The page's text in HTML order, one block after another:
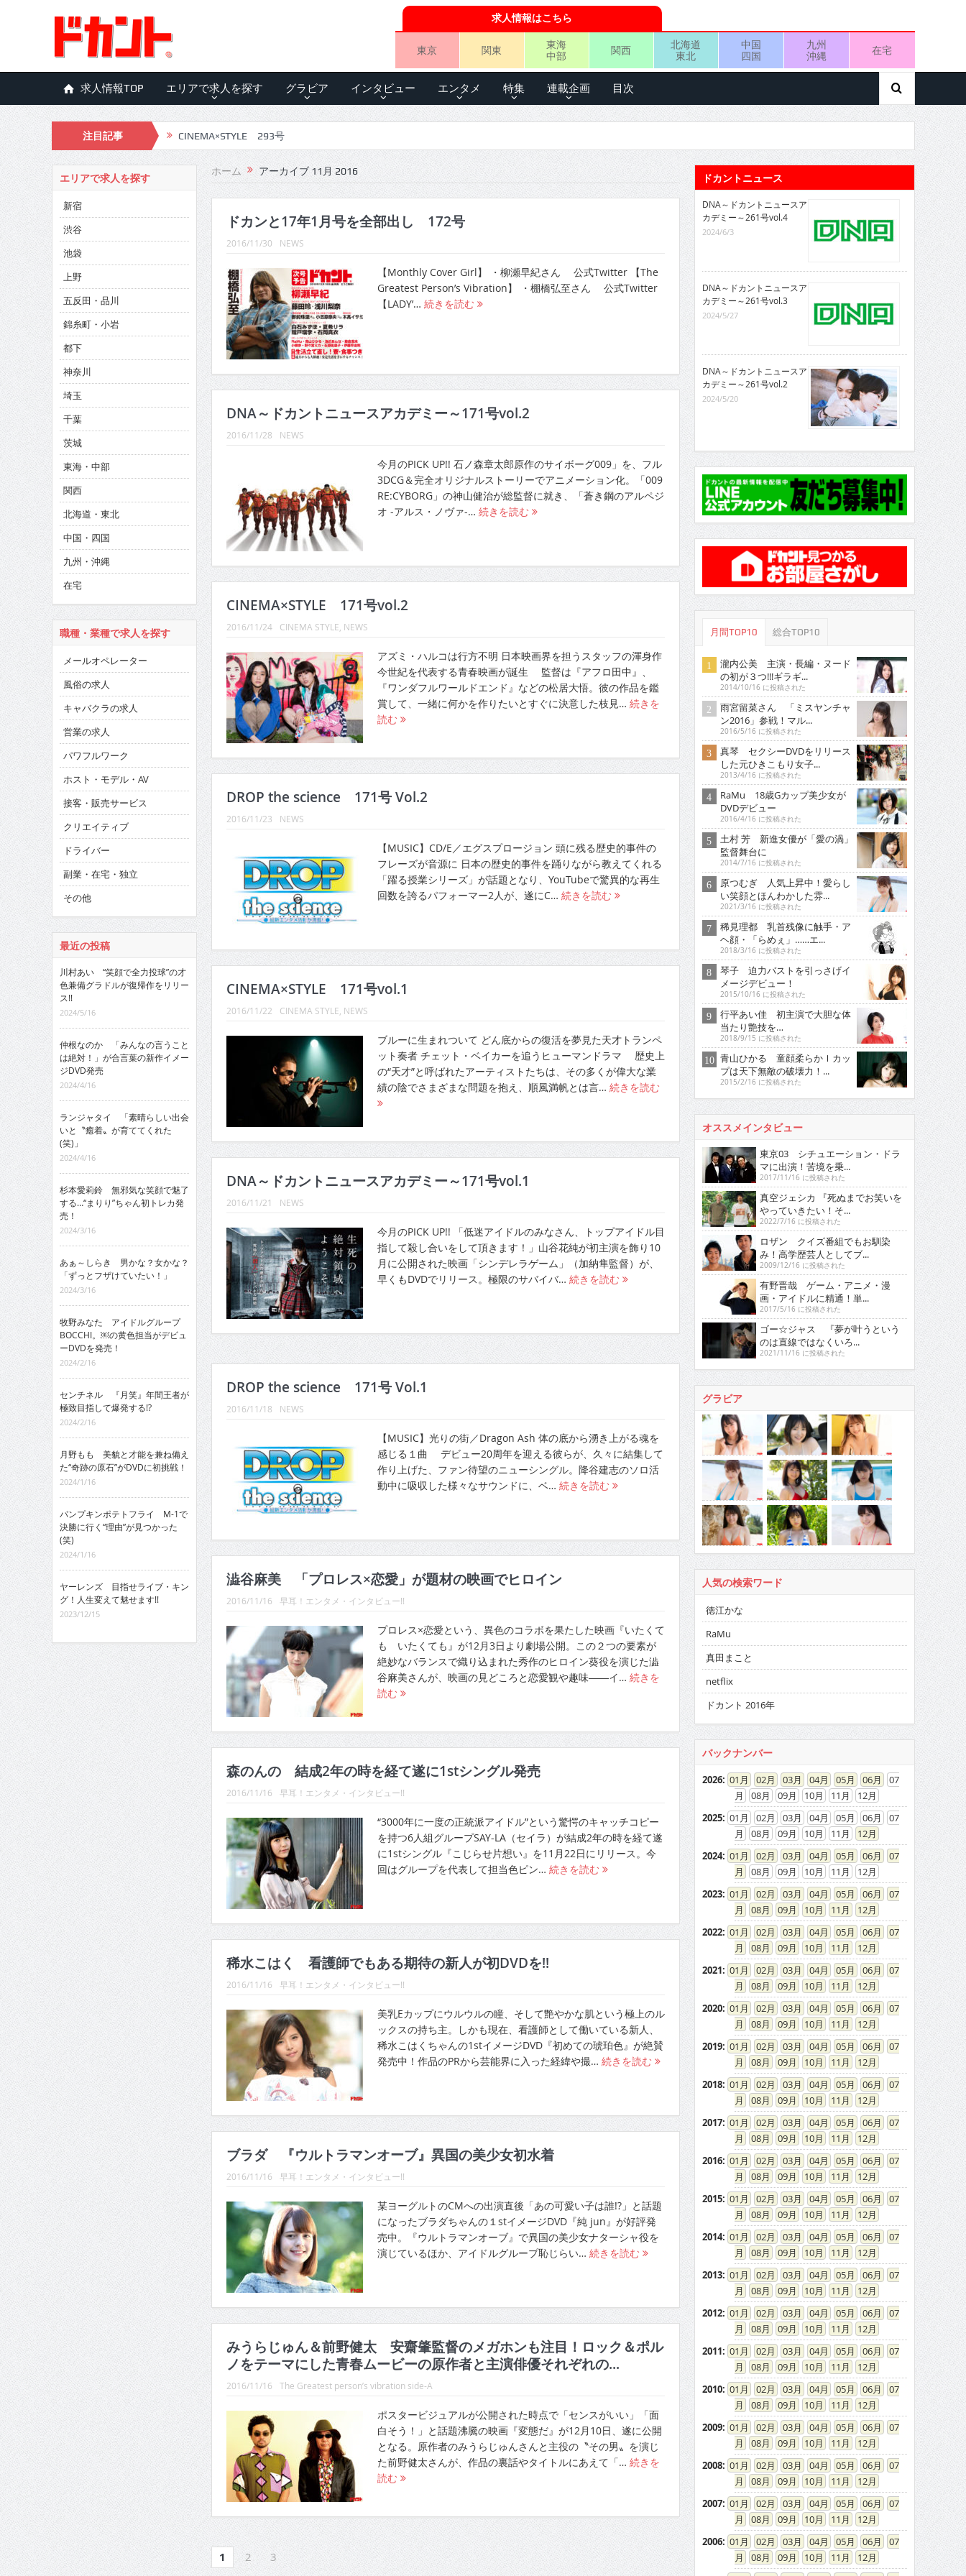
求人情報はこちら
東京 関東
東海
中部
関西
北海道
東北
中国
四国
九州
沖縄
在宅
求人情報TOP エリアで求人を探す グラビア インタビュー エンタメ 特集 連載企画 目次
注目記事 CINEMA×STYLE 293号
CINEMA×STYLE 292号
CINEMA×STYLE 291号
CINEMA×STYLE 290号
CINEMA×STYLE 289号
CINEMA×STYLE 288号
CINEMA×STYLE 287号
CINEMA×STYLE 286号
CINEMA×STYLE 285号
CINEMA×STYLE 294号
ホーム アーカイブ 11月 2016
ドカンと17年1月号を全部出し 172号
2016/11/30 NEWS
【Monthly Cover Girl】 ・柳瀬早紀さん 公式Twitter 【The
Greatest Person’s Vibration】 ・棚橋弘至さん 公式Twitter
【LADY’… 続きを読む
DNA～ドカントニュースアカデミー～171号vol.2
2016/11/28 NEWS
今月のPICK UP!! 石ノ森章太郎原作のサイボーグ009」を、フル
3DCG＆完全オリジナルストーリーでアニメーション化。「009
RE:CYBORG」の神山健治が総監督に就き、「蒼き鋼のアルペジ
オ -アルス・ノヴァ-… 続きを読む
CINEMA×STYLE 171号vol.2
2016/11/24 CINEMA STYLE NEWS
アズミ・ハルコは行方不明 日本映画界を担うスタッフの渾身作
今世紀を代表する青春映画が誕生 監督は『アフロ田中』、
『ワンダフルワールドエンド』などの松居大悟。彼の作品を鑑
賞して、一緒に何かを作りたいとすぐに決意した枝見… 続きを
読む
DROP the science 171号 Vol.2
2016/11/23 NEWS
【MUSIC】CD/E／エグスプロージョン 頭に残る歴史的事件の
フレーズが音源に 日本の歴史的事件を踊りながら教えてくれる
「躍る授業シリーズ」が話題となり、YouTubeで驚異的な再生
回数を誇るパフォーマー2人が、遂にC… 続きを読む
CINEMA×STYLE 171号vol.1
2016/11/22 CINEMA STYLE NEWS
ブルーに生まれついて どん底からの復活を夢見た天才トランペ
ット奏者 チェット・ベイカーを追うヒューマンドラマ 歴史上
の“天才”と呼ばれたアーティストたちは、その多くが偉大な業
績の陰でさまざまな問題を抱え、順風満帆とは言… 続きを読む
DNA～ドカントニュースアカデミー～171号vol.1
2016/11/21 NEWS
今月のPICK UP!! 「低迷アイドルのみなさん、トップアイドル目
指して殺し合いをして頂きます！」山谷花純が初主演を飾り10
月に公開された映画「シンデレラゲーム」（加納隼監督）が、
早くもDVDでリリース。極限のサバイバ… 続きを読む
DROP the science 171号 Vol.1
2016/11/18 NEWS
【MUSIC】光りの街／Dragon Ash 体の底から湧き上がる魂を
感じる１曲 デビュー20周年を迎える彼らが、久々に結集して
作り上げた、ファン待望のニューシングル。降谷建志のソロ活
動中に吸収した様々なサウンドに、ベ… 続きを読む
澁谷麻美 「プロレス×恋愛」が題材の映画でヒロイン
2016/11/16 早耳！エンタメ・インタビュー!!
プロレス×恋愛という、異色のコラボを果たした映画『いたくて
も いたくても』が12月3日より劇場公開。この２つの要素が
絶妙なバランスで織り込まれた秀作のヒロイン葵役を演じた澁
谷麻美さんが、映画の見どころと恋愛観や趣味――イ… 続きを
読む
森のんの 結成2年の時を経て遂に1stシングル発売
2016/11/16 早耳！エンタメ・インタビュー!!
“3000年に一度の正統派アイドル”という驚愕のキャッチコピー
を持つ6人組グループSAY-LA（セイラ）が結成2年の時を経て遂
に1stシングル『こじらせ片想い』を11月22日にリリース。今
回はグループを代表して担当色ピン… 続きを読む
稀水こはく 看護師でもある期待の新人が初DVDを!!
2016/11/16 早耳！エンタメ・インタビュー!!
美乳Eカップにウルウルの瞳、そして艶やかな肌という極上のル
ックスの持ち主。しかも現在、看護師として働いている新人、
稀水こはくちゃんの1stイメージDVD『初めての琥珀色』が絶賛
発売中！作品のPRから芸能界に入った経緯や撮… 続きを読む
ブラダ 『ウルトラマンオーブ』異国の美少女初水着
2016/11/16 早耳！エンタメ・インタビュー!!
某ヨーグルトのCMへの出演直後「あの可愛い子は誰!?」と話題
になったブラダちゃんの１stイメージDVD『純 jun』が好評発
売中。『ウルトラマンオーブ』で異国の美少女ナターシャ役を
演じているほか、アイドルグループ恥じらい… 続きを読む
みうらじゅん＆前野健太 安齋肇監督のメガホンも注目！ロック＆ポル
ノをテーマにした青春ムービーの原作者と主演俳優それぞれの...
2016/11/16 The Greatest person’s vibration side-A
ポスタービジュアルが公開された時点で「センスがいい」「面
白そう！」と話題沸騰の映画『変態だ』が12月10日、遂に公開
となる。原作者のみうらじゅんさんと主役の〝その男〟を演じ
た前野健太さんが、作品の裏話やタイトルにあえて「… 続きを
読む
1 2 3
エリアで求人を探す
新宿
渋谷
池袋
上野
五反田・品川
錦糸町・小岩
都下
神奈川
埼玉
千葉
茨城
東海・中部
関西
北海道・東北
中国・四国
九州・沖縄
在宅
職種・業種で求人を探す
メールオペレーター
風俗の求人
キャバクラの求人
営業の求人
パワフルワーク
ホスト・モデル・AV
接客・販売サービス
クリエイティブ
ドライバー
副業・在宅・独立
その他
最近の投稿
川村あい “笑顔で全力投球”の才
色兼備グラドルが復帰作をリリー
ス!!
2024/5/16
仲根なのか 「みんなの言うこと
は絶対！」が合言葉の新作イメー
ジDVD発売
2024/4/16
ランジャタイ 「素晴らしい出会
いと〝癒着〟が育ててくれた
(笑)」
2024/4/16
杉本愛莉鈴 無邪気な笑顔で魅了
する…“まりり”ちゃん初トレカ発
売！
2024/3/16
あぁ～しらき 男かな？女かな？
「ずっとフザけていたい！」
2024/3/16
牧野みなた アイドルグループ
BOCCHI。￼の黄色担当がデビュ
ーDVDを発売！
2024/2/16
センチネル 『月笑』年間王者が
極致目指して爆発する!?
2024/2/16
月野もも 美貌と才能を兼ね備え
た“奇跡の原石”がDVDに初挑戦！
2024/1/16
パンプキンポテトフライ M-1で
決勝に行く“理由”が見つかった
(笑)
2024/1/16
ヤーレンズ 目指せライブ・キン
グ！人生変えて魅せます!!
2023/12/15
ドカントニュース
DNA～ドカントニュースア
カデミー～261号vol.4
2024/6/3
DNA～ドカントニュースア
カデミー～261号vol.3
2024/5/27
DNA～ドカントニュースア
カデミー～261号vol.2
2024/5/20
月間TOP10 総合TOP10
瀧内公美 主演・長編・ヌード
の初が３つ!!!ギラギ...
2014/10/16 に投稿された
雨宮留菜さん 「ミスヤンチャ
ン2016」参戦！マル...
2016/5/16 に投稿された
真琴 セクシーDVDをリリース
した元ひきこもり女子...
2013/4/16 に投稿された
RaMu 18歳Gカップ美少女が
DVDデビュー
2016/4/16 に投稿された
土村 芳 新進女優が「愛の渦」
監督舞台に
2014/7/16 に投稿された
原つむぎ 人気上昇中！愛らし
い笑顔とほんわかした雰...
2021/3/16 に投稿された
稀見理都 乳首残像に触手・ア
ヘ顔・「らめぇ」……エ...
2018/3/16 に投稿された
琴子 迫力バストを引っさげイ
メージデビュー！
2015/10/16 に投稿された
行平あい佳 初主演で大胆な体
当たり艶技を…
2018/9/15 に投稿された
青山ひかる 童顔柔らかＩカッ
プは天下無敵の破壊力！...
2015/2/16 に投稿された
オススメインタビュー
東京03 シチュエーション・ドラ
マに出演！苦境を乗...
2017/11/16 に投稿された
真空ジェシカ 『死ぬまでお笑いを
やっていきたい！そ...
2022/7/16 に投稿された
ロザン クイズ番組でもお馴染
み！高学歴芸人としてブ...
2009/12/16 に投稿された
有野晋哉 ゲーム・アニメ・漫
画・アイドルに精通！単...
2017/5/16 に投稿された
ゴー☆ジャス 『夢が叶うという
のは直線ではなくいろ...
2021/11/16 に投稿された
グラビア
人気の検索ワード
徳江かな
RaMu
真田まこと
netflix
ドカント 2016年
バックナンバー
2026: 01 02 03 04 05 06
07
08
09 10 11
12
2025: 01 02 03 04 05 06
07
08
09 10 11
12
2024: 01 02 03 04 05 06
07
08
09 10 11
12
2023: 01 02 03 04 05 06
07
08
09 10 11
12
2022: 01 02 03 04 05 06
07
08
09 10 11
12
2021: 01 02 03 04 05 06
07
08
09 10 11
12
2020: 01 02 03 04 05 06
07
08
09 10 11
12
2019: 01 02 03 04 05 06
07
08
09 10 11
12
2018: 01 02 03 04 05 06
07
08
09 10 11
12
2017: 01 02 03 04 05 06
07
08
09 10 11
12
2016: 01 02 03 04 05 06
07
08
09 10 11
12
2015: 01 02 03 04 05 06
07
08
09 10 11
12
2014: 01 02 03 04 05 06
07
08
09 10 11
12
2013: 01 02 03 04 05 06
07
08
09 10 11
12
2012: 01 02 03 04 05 06
07
08
09 10 11
12
2011: 01 02 03 04 05 06
07
08
09 10 11
12
2010: 01 02 03 04 05 06
07
08
09 10 11
12
2009: 01 02 03 04 05 06
07
08
09 10 11
12
2008: 01 02 03 04 05 06
07
08
09 10 11
12
2007: 01 02 03 04 05 06
07
08
09 10 11
12
2006: 01 02 03 04 05 06
07
08
09 10 11
12